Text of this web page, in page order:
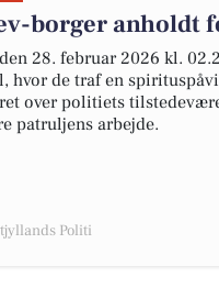
borger anholdt
28. februar 2026 kl.
hvor de traf en
over politiets
patruljens arbejde.
Politi